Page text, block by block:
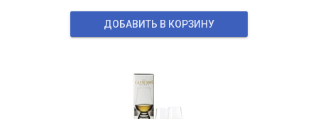
ДОБАВИТЬ В КОРЗИНУ